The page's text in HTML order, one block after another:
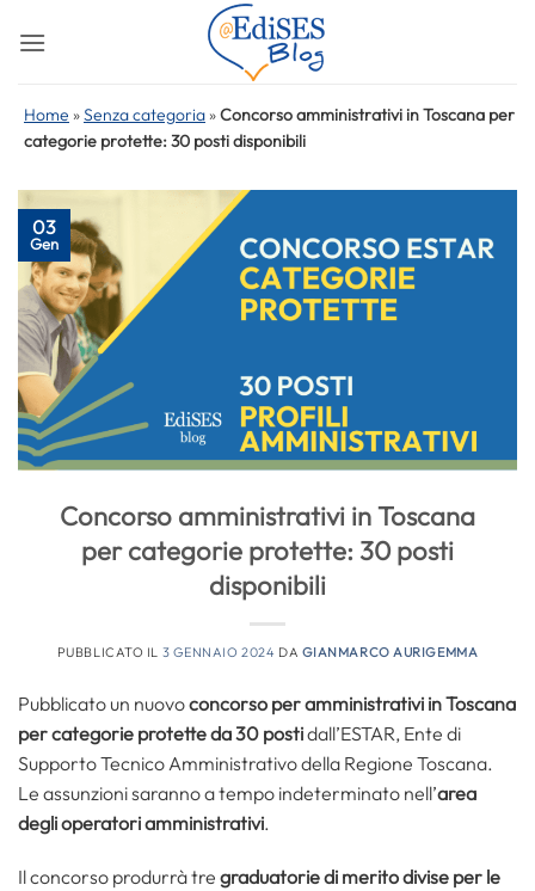
Home »Senza categoria »Concorso amministrativi in Toscana per
categorie protette: 30 posti disponibili
03
Gen
Concorso amministrativi in Toscana
per categorie protette: 30 posti
disponibili
PUBBLICATO IL 3 GENNAIO 2024 DA GIANMARCO AURIGEMMA
Pubblicato un nuovoconcorso per amministrativi in Toscana
per categorie protette da30 postidall’ESTAR, Ente di
Supporto Tecnico Amministrativo della Regione Toscana.
Le assunzioni saranno a tempo indeterminato nell’area
degli operatori amministrativi.
Il concorso produrrà tre graduatorie di merito divise per le